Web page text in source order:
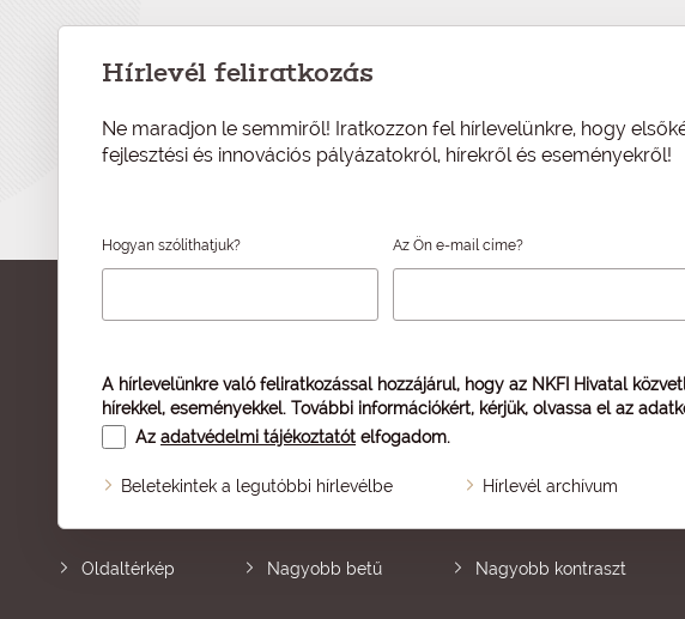
Hírlevél feliratkozás
Ne maradjon le semmiről! Iratkozzon fel hírlevelünkre, hogy
fejlesztési és innovációs pályázatokról, hírekről és eseményekről!
Hogyan szólíthatjuk? Az Ön e-mail címe?
A hírlevelünkre való feliratkozással hozzájárul, hogy az NKFI Hivatal
hírekkel, eseményekkel. További információkért, kérjük, olvassa el az
Az adatvédelmi tájékoztatót elfogadom.
Beletekintek a legutóbbi hírlevélbe Hírlevél archívum
Oldaltérkép Nagyobb betű Nagyobb kontraszt